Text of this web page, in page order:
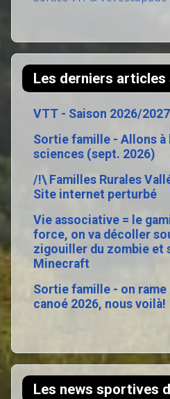
Les derniers
VTT - Saison 2026/
Sortie famille - Allons à
sciences (sept. 2026)
/!\ Familles Rurales
Site internet perturbé
Vie associative = le
force, on va décoller
zigouiller du zombie et
Minecraft
Sortie famille - on rame
canoé 2026, nous voilà!
Les news sportives